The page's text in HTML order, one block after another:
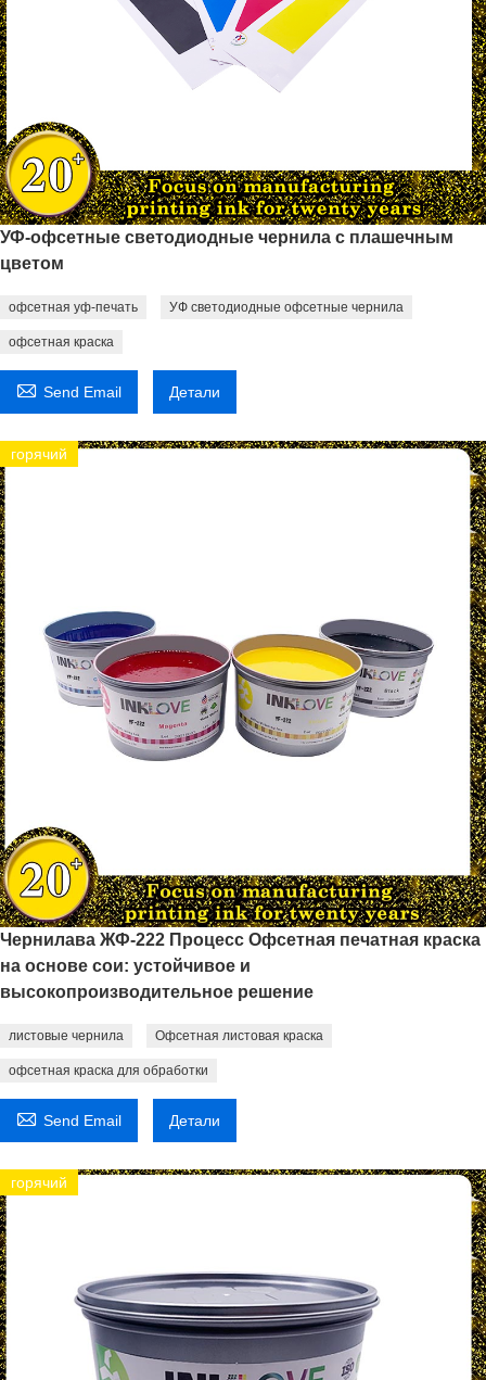
УФ-офсетные светодиодные чернила с плашечным
цветом
офсетная уф-печать УФ светодиодные офсетные чернила
офсетная краска
 Send Email Детали
горячий
Чернилава ЖФ-222 Процесс Офсетная печатная краска
на основе сои: устойчивое и
высокопроизводительное решение
листовые чернила Офсетная листовая краска
офсетная краска для обработки
 Send Email Детали
горячий